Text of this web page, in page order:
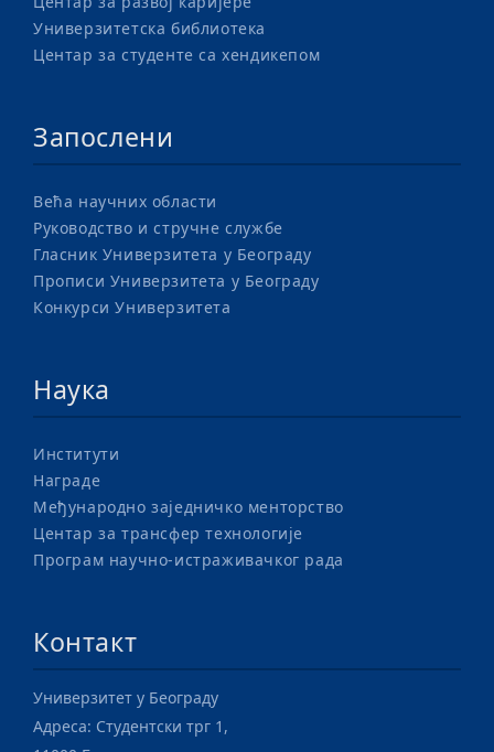
Универзитетска библиотека
Центар за студенте са хендикепом
Запослени
Већа научних области
Руководство и стручне службе
Гласник Универзитета у Београду
Прописи Универзитета у Београду
Конкурси Универзитета
Наука
Институти
Награде
Међународно заједничко менторство
Центар за трансфер технологије
Програм научно-истраживачког рада
Контакт
Универзитет у Београду
Адреса: Студентски трг 1,